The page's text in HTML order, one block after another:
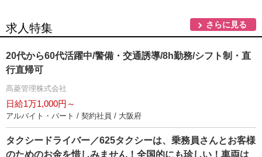
求人特集 さらに見る
20代から60代活躍中/警備・交通誘導/8h勤務/シフト制・直
行直帰可
髙菱管理株式会社
日給1万1,000円～
アルバイト・パート / 契約社員 / 大阪府
タクシードライバー／625タクシーは、乗務員さんとお客様
のためのお金を惜しみません！全国的にも珍しい！車両は